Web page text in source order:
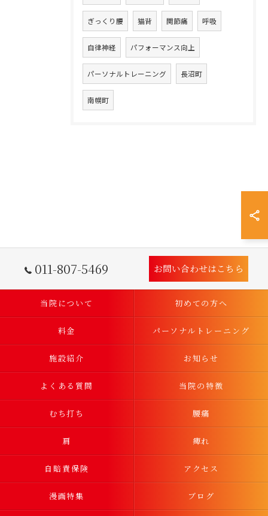
ぎっくり腰 猫背 関節痛 呼吸
自律神経 パフォーマンス向上
パーソナルトレーニング 長沼町
南幌町
011-807-5469 お問い合わせはこちら
当院について 初めての方へ
料金 パーソナルトレーニング
施設紹介 お知らせ
よくある質問 当院の特徴
むち打ち 腰痛
肩 痺れ
自賠責保険 アクセス
漫画特集 ブログ